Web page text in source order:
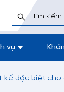
vụ
đặc biệt cho